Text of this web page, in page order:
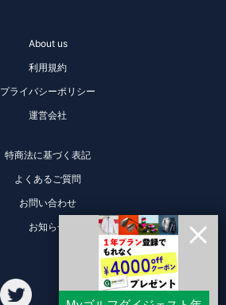
About us
利用規約
プライバシーポリシー
運営会社
特商法に基づく表記
よくあるご質問
お問い合わせ
お知らせ